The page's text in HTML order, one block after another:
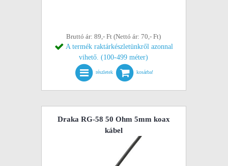
Bruttó ár: 89,- Ft (Nettó ár: 70,- Ft)
A termék raktárkészletünkről azonnal
vihető. (100-499 méter)
részletek kosárba!
Draka RG-58 50 Ohm 5mm koax
kábel